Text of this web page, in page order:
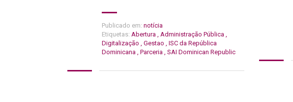
Publicado em: notícia
Etiquetas: Abertura , Administração Pública ,
Digitalização , Gestao , ISC da República
Dominicana , Parceria , SAI Dominican Republic